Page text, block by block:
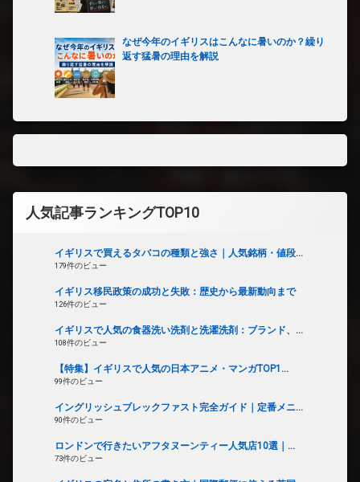
なぜ今年のイギリスはこんなに暑いのか？繰り
返す猛暑の理由を解説
人気記事ランキングTOP10
イギリスで買えるタバコの種類と強さ｜人気銘柄・値段...
179件のビュー
イギリス移民政策の成功と失敗：歴史から最新動向まで
126件のビュー
イギリスで人気の食器洗い洗剤と洗濯洗剤：ブランド、...
108件のビュー
【特集】イギリスで人気の日本アニメ・マンガTOP1...
99件のビュー
イングリッシュブレックファスト完全ガイド｜定番メニ...
90件のビュー
ロンドンで行きたいアフタヌーンティー人気店10選｜...
73件のビュー